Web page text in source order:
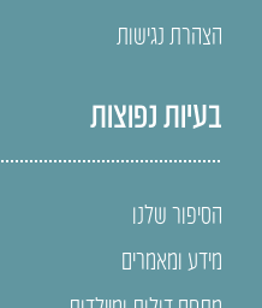
הצהרת נגישות
בעיות נפוצות
הסיפור שלנו
מידע ומאמרים